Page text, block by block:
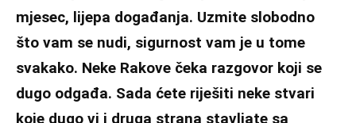
mjesec, lijepa događanja. Uzmite slobodno
što vam se nudi, sigurnost vam je u tome
svakako. Neke Rakove čeka razgovor koji se
dugo odgađa. Sada ćete riješiti neke stvari
koje dugo vi i druga strana stavljate sa